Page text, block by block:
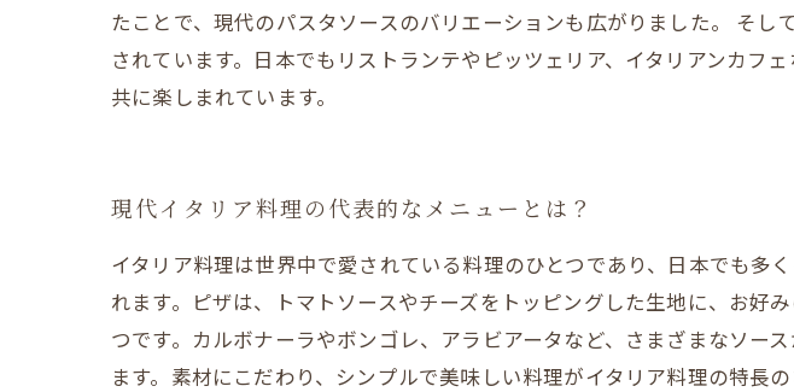
たことで、現代のパスタソースのバリエーションも広がりました。 そ
されています。日本でもリストランテやピッツェリア、イタリアンカフ
共に楽しまれています。
現代イタリア料理の代表的なメニューとは？
イタリア料理は世界中で愛されている料理のひとつであり、日本でも多
れます。ピザは、トマトソースやチーズをトッピングした生地に、お好
つです。カルボナーラやボンゴレ、アラビアータなど、さまざまなソー
ます。素材にこだわり、シンプルで美味しい料理がイタリア料理の特長